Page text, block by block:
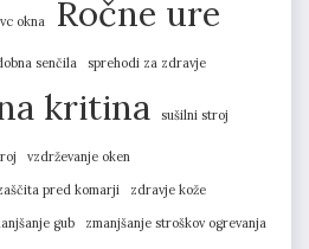
okna Ročne ure
senčila sprehodi za zdravje
kritina sušilni stroj
vzdrževanje oken
pred komarji
zdravje kože
gub
zmanjšanje stroškov ogrevanja